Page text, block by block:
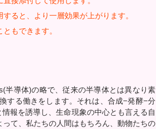
ると、より一層効果が上がります。
もできます。
半導体)の略で、従来の半導体とは異なり素
する働きをします。それは、合成−発酵−分
報を誘導し、生命現象の中心とも言える自
て、私たちの人間はもちろん、動物たちの